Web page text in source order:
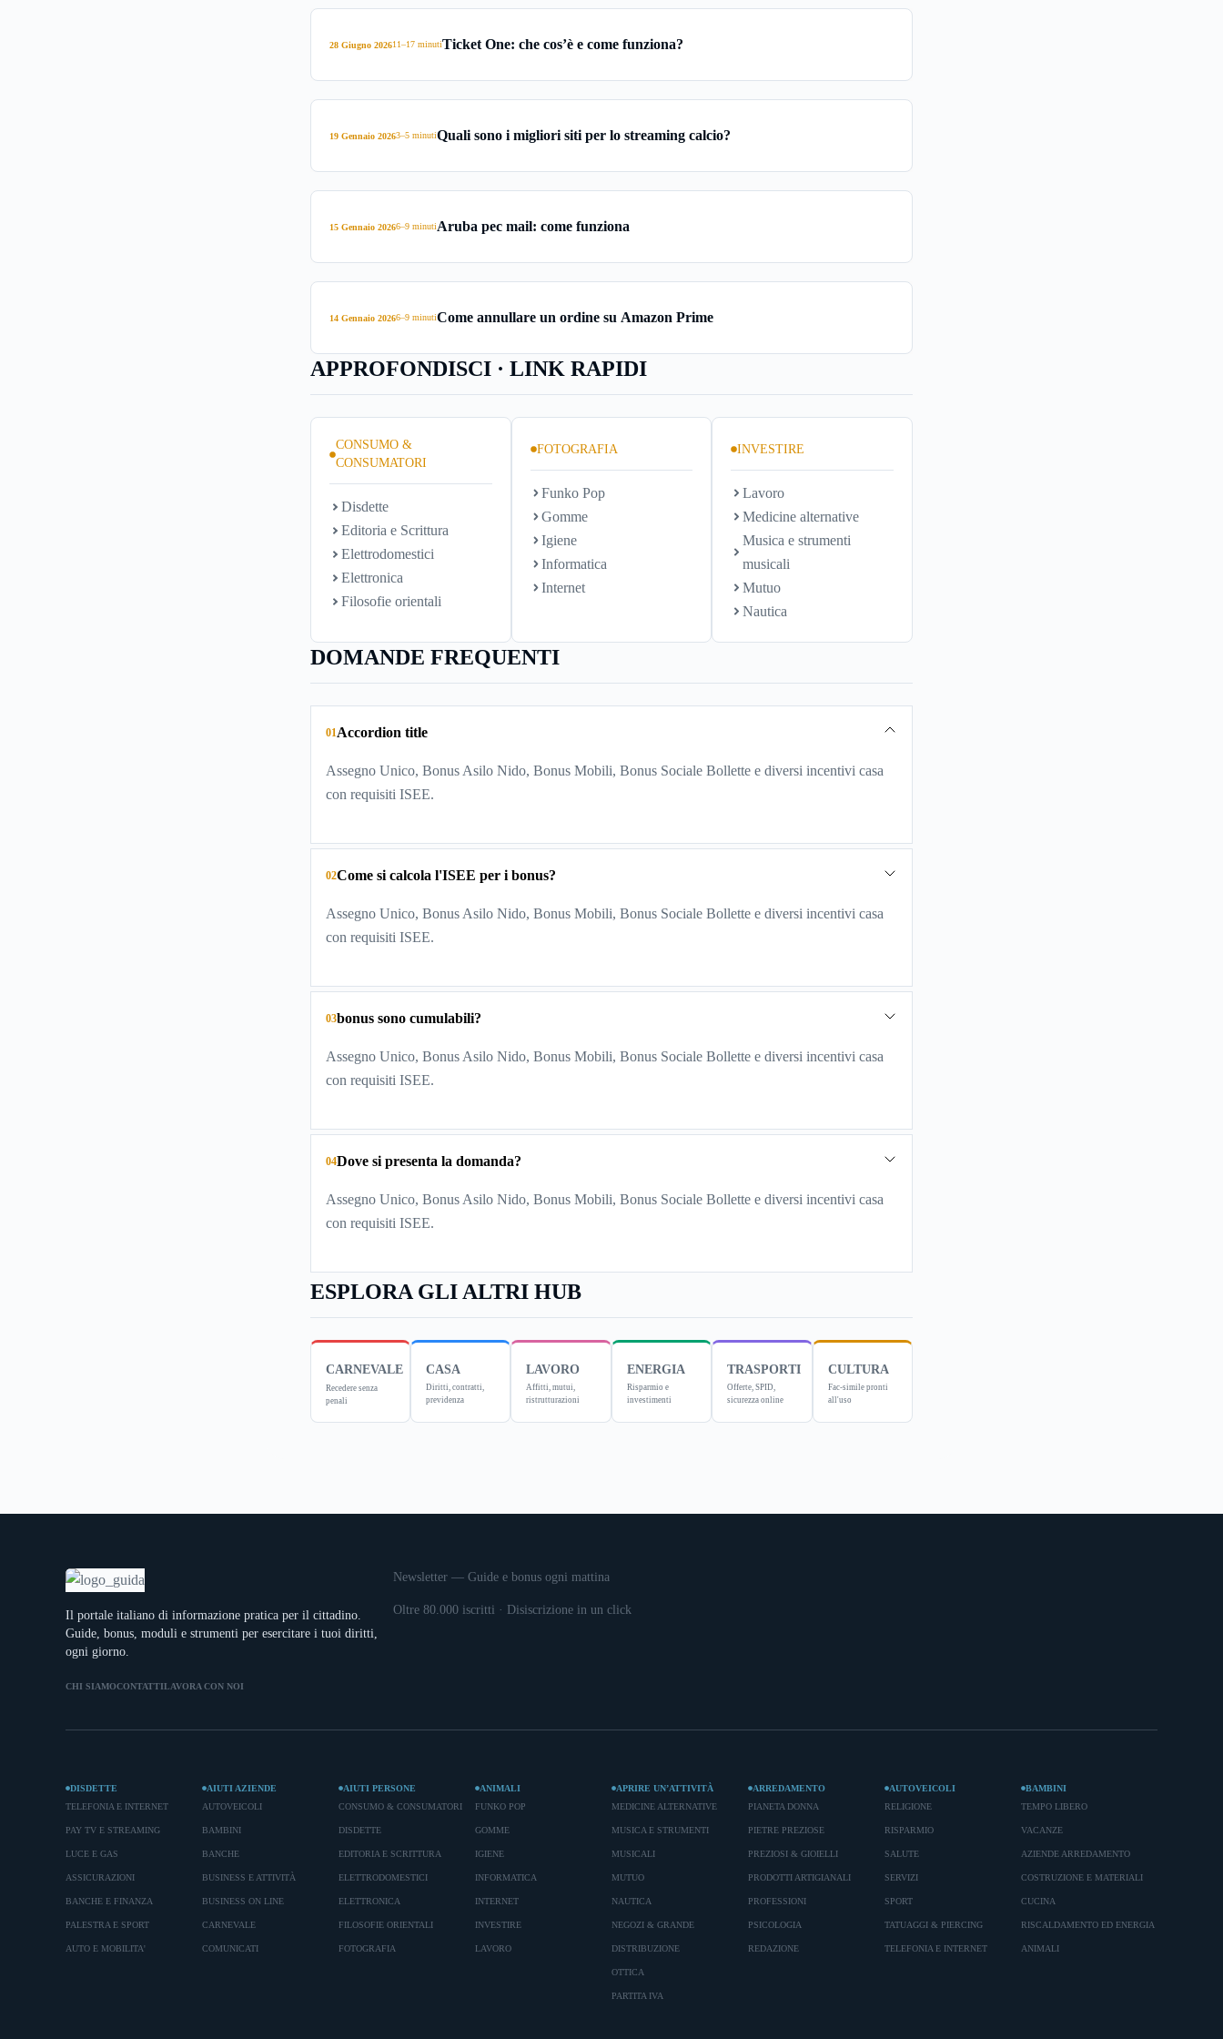
28 Giugno 202611–17 minutiTicket One: che cos’è e come funziona?
19 Gennaio 20263–5 minutiQuali sono i migliori siti per lo streaming calcio?
15 Gennaio 20266–9 minutiAruba pec mail: come funziona
14 Gennaio 20266–9 minutiCome annullare un ordine su Amazon Prime
APPROFONDISCI · LINK RAPIDI
CONSUMO &
CONSUMATORI
Disdette
Editoria e Scrittura
Elettrodomestici
Elettronica
Filosofie orientali
FOTOGRAFIA
Funko Pop
Gomme
Igiene
Informatica
Internet
INVESTIRE
Lavoro
Medicine alternative
Musica e strumenti
musicali
Mutuo
Nautica
DOMANDE FREQUENTI
01Accordion title
Assegno Unico, Bonus Asilo Nido, Bonus Mobili, Bonus Sociale Bollette e diversi incentivi casa
con requisiti ISEE.
02Come si calcola l'ISEE per i bonus?
Assegno Unico, Bonus Asilo Nido, Bonus Mobili, Bonus Sociale Bollette e diversi incentivi casa
con requisiti ISEE.
03bonus sono cumulabili?
Assegno Unico, Bonus Asilo Nido, Bonus Mobili, Bonus Sociale Bollette e diversi incentivi casa
con requisiti ISEE.
04Dove si presenta la domanda?
Assegno Unico, Bonus Asilo Nido, Bonus Mobili, Bonus Sociale Bollette e diversi incentivi casa
con requisiti ISEE.
ESPLORA GLI ALTRI HUB
CARNEVALE
Recedere senza
penali
CASA
Diritti, contratti,
previdenza
LAVORO
Affitti, mutui,
ristrutturazioni
ENERGIA
Risparmio e
investimenti
TRASPORTI
Offerte, SPID,
sicurezza online
CULTURA
Fac-simile pronti
all'uso
Il portale italiano di informazione pratica per il cittadino.
Guide, bonus, moduli e strumenti per esercitare i tuoi diritti,
ogni giorno.
CHI SIAMOCONTATTILAVORA CON NOI
Newsletter — Guide e bonus ogni mattina
Oltre 80.000 iscritti · Disiscrizione in un click
DISDETTE
TELEFONIA E INTERNET
PAY TV E STREAMING
LUCE E GAS
ASSICURAZIONI
BANCHE E FINANZA
PALESTRA E SPORT
AUTO E MOBILITA'
AIUTI AZIENDE
AUTOVEICOLI
BAMBINI
BANCHE
BUSINESS E ATTIVITÀ
BUSINESS ON LINE
CARNEVALE
COMUNICATI
AIUTI PERSONE
CONSUMO & CONSUMATORI
DISDETTE
EDITORIA E SCRITTURA
ELETTRODOMESTICI
ELETTRONICA
FILOSOFIE ORIENTALI
FOTOGRAFIA
ANIMALI
FUNKO POP
GOMME
IGIENE
INFORMATICA
INTERNET
INVESTIRE
LAVORO
APRIRE UN’ATTIVITÀ
MEDICINE ALTERNATIVE
MUSICA E STRUMENTI
MUSICALI
MUTUO
NAUTICA
NEGOZI & GRANDE
DISTRIBUZIONE
OTTICA
PARTITA IVA
ARREDAMENTO
PIANETA DONNA
PIETRE PREZIOSE
PREZIOSI & GIOIELLI
PRODOTTI ARTIGIANALI
PROFESSIONI
PSICOLOGIA
REDAZIONE
AUTOVEICOLI
RELIGIONE
RISPARMIO
SALUTE
SERVIZI
SPORT
TATUAGGI & PIERCING
TELEFONIA E INTERNET
BAMBINI
TEMPO LIBERO
VACANZE
AZIENDE ARREDAMENTO
COSTRUZIONE E MATERIALI
CUCINA
RISCALDAMENTO ED ENERGIA
ANIMALI